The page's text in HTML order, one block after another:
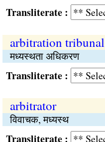
:
arbitration tribunal
मध्यस्थता अधिकरण
:
arbitrator
विवाचक, मध्यस्थ
: